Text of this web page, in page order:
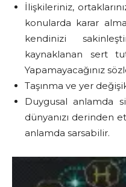
İlişkileriniz,
konularda karar
kendinizi
kaynaklanan sert
Yapamayacağınız
Taşınma ve yer
Duygusal anlamda
dünyanızı derinden
anlamda sarsabilir.